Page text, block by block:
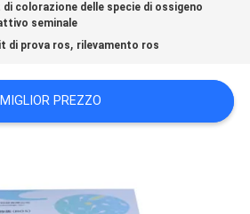
di colorazione delle specie di ossigeno
seminale
di prova ros, rilevamento ros
MIGLIOR PREZZO